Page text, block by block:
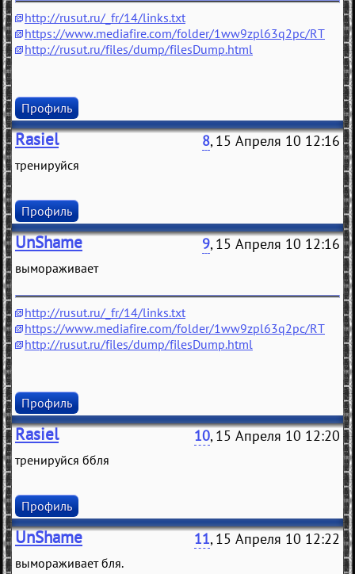
http://rusut.ru/_fr/14/links.txt
https://www.mediafire.com/folder/1ww9zpl63q2pc/RT
http://rusut.ru/files/dump/filesDump.html
Профиль
Rasiel 8, 15 Апреля 10 12:16
тренируйся
Профиль
UnShame 9, 15 Апреля 10 12:16
вымораживает
http://rusut.ru/_fr/14/links.txt
https://www.mediafire.com/folder/1ww9zpl63q2pc/RT
http://rusut.ru/files/dump/filesDump.html
Профиль
Rasiel 10, 15 Апреля 10 12:20
тренируйся ббля
Профиль
UnShame 11, 15 Апреля 10 12:22
вымораживает бля.